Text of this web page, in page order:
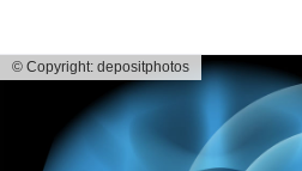
© Copyright: depositphotos